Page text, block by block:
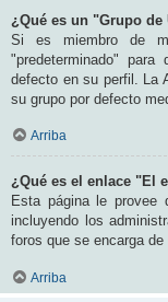
¿Qué es un "Grupo
Si es miembro de
"predeterminado"
defecto en su perfil. La
su grupo por defecto
Arriba
¿Qué es el enlace "El
Esta página le provee
incluyendo los
foros que se encarga de
Arriba